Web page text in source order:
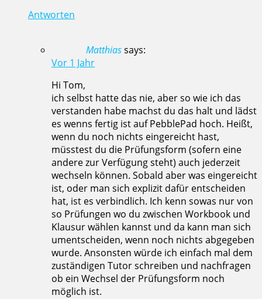
Antworten
Matthiassays:
Vor 1 Jahr
Hi Tom,
ich selbst hatte das nie, aber so wie ich das
verstanden habe machst du das halt und lädst
es wenns fertig ist auf PebblePad hoch. Heißt,
wenn du noch nichts eingereicht hast,
müsstest du die Prüfungsform (sofern eine
andere zur Verfügung steht) auch jederzeit
wechseln können. Sobald aber was eingereicht
ist, oder man sich explizit dafür entscheiden
hat, ist es verbindlich. Ich kenn sowas nur von
so Prüfungen wo du zwischen Workbook und
Klausur wählen kannst und da kann man sich
umentscheiden, wenn noch nichts abgegeben
wurde. Ansonsten würde ich einfach mal dem
zuständigen Tutor schreiben und nachfragen
ob ein Wechsel der Prüfungsform noch
möglich ist.